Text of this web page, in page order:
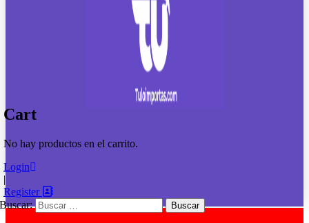
Cart
No hay productos en el carrito.
Login
|
Register
Buscar: